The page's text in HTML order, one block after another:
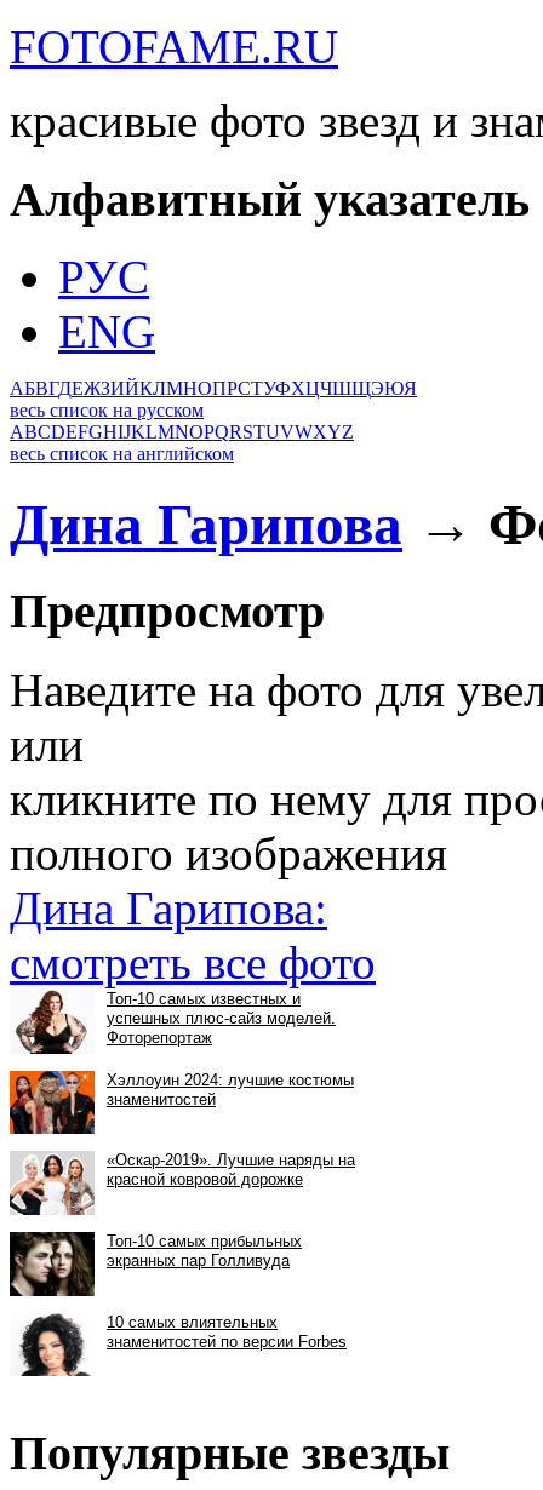
FOTOFAME.RU
красивые фото звезд и
Алфавитный указатель
РУС
ENG
АБВГДЕЖЗИЙКЛМНОПРСТУФХЦЧШЩЭЮЯ
весь список на русском
ABCDEFGHIJKLMNOPQRSTUVWXYZ
весь список на английском
Дина Гарипова →
Предпросмотр
Наведите на фото для
или
кликните по нему для
полного изображения
Дина Гарипова:
смотреть все фото
Популярные звезды